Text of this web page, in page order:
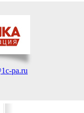
pa.ru